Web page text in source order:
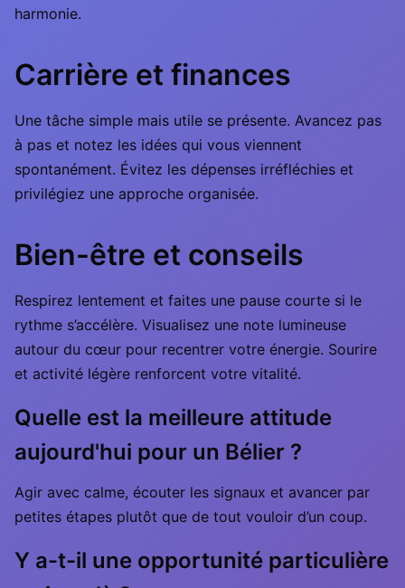
harmonie.
Carrière et finances
Une tâche simple mais utile se présente. Avancez pas
à pas et notez les idées qui vous viennent
spontanément. Évitez les dépenses irréfléchies et
privilégiez une approche organisée.
Bien-être et conseils
Respirez lentement et faites une pause courte si le
rythme s’accélère. Visualisez une note lumineuse
autour du cœur pour recentrer votre énergie. Sourire
et activité légère renforcent votre vitalité.
Quelle est la meilleure attitude
aujourd'hui pour un Bélier ?
Agir avec calme, écouter les signaux et avancer par
petites étapes plutôt que de tout vouloir d’un coup.
Y a-t-il une opportunité particulière